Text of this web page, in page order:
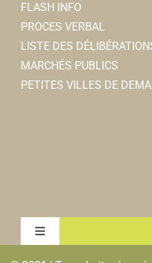
FLASH INFO
PROCES VERBAL
LISTE DES
MARCHÉS PUBLICS
PETITES VILLES DE
Toggle